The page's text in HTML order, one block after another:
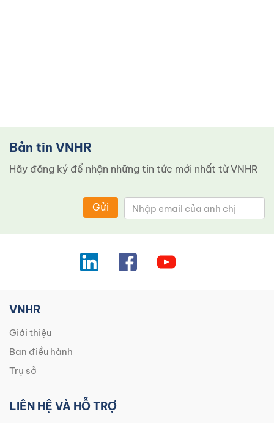
Bản tin VNHR
Hãy đăng ký để nhận những tin tức mới nhất từ ​​VNHR
Gửi
VNHR
Giới thiệu
Ban điều hành
Trụ sở
LIÊN HỆ VÀ HỖ TRỢ